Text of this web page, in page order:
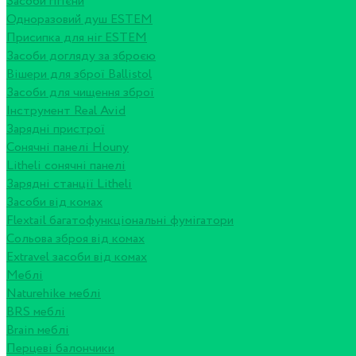
Одноразовий душ ESTEM
Присипка для ніг ESTEM
Засоби догляду за зброєю
Вішери для зброї Ballistol
Засоби для чищення зброї
Інструмент Real Avid
Зарядні пристрої
Сонячні панелі Houny
Litheli сонячні панелі
Зарядні станції Litheli
Засоби від комах
Flextail багатофункціональні фумігатори
Сольова зброя від комах
Extravel засоби від комах
Меблі
Naturehike меблі
BRS меблі
Brain меблі
Перцеві балончики